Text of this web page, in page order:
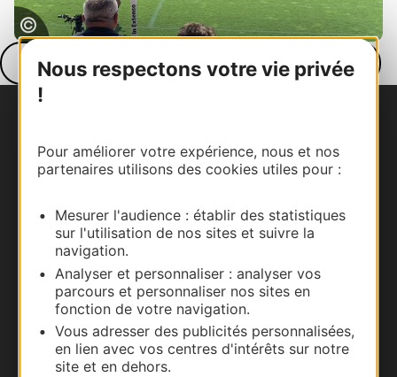
Nous respectons votre vie privée
!
Pour améliorer votre expérience, nous et nos
partenaires utilisons des cookies utiles pour :
Mesurer l'audience : établir des statistiques
sur l'utilisation de nos sites et suivre la
navigation.
Analyser et personnaliser : analyser vos
parcours et personnaliser nos sites en
fonction de votre navigation.
Vous adresser des publicités personnalisées,
en lien avec vos centres d'intérêts sur notre
site et en dehors.
Tournoi In Extenso Seven - Toulouse © PNB
En savoir plus sur le rugby en Occitanie
Carte interactive
Documentation